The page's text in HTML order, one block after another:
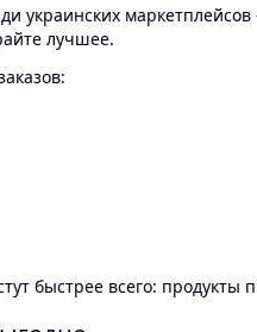
украинских
лучшее.
быстрее всего: